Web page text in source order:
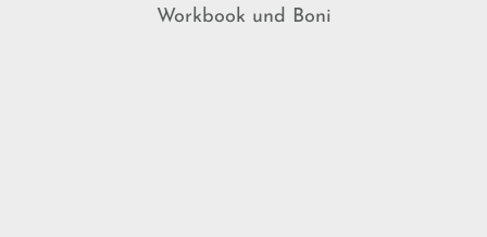
Workbook und Boni